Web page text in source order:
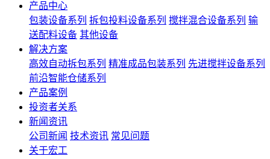
产品中心
包装设备系列 拆包投料设备系列 搅拌混合设备系列 输
送配料设备 其他设备
解决方案
高效自动拆包系列 精准成品包装系列 先进搅拌设备系列
前沿智能仓储系列
产品案例
投资者关系
新闻资讯
公司新闻 技术资讯 常见问题
关于宏工